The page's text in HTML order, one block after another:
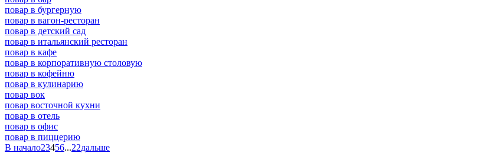
повар в бургерную
повар в вагон-ресторан
повар в детский сад
повар в итальянский ресторан
повар в кафе
повар в корпоративную столовую
повар в кофейню
повар в кулинарию
повар вок
повар восточной кухни
повар в отель
повар в офис
повар в пиццерию
В начало23456...22дальше